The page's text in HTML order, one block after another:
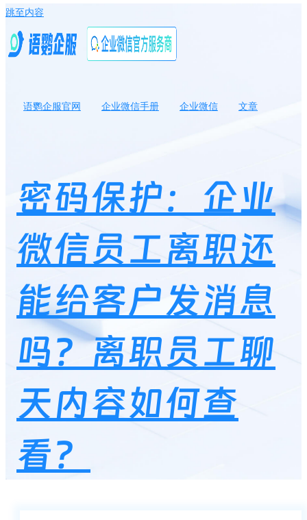
跳至内容
语鹦企服官网 企业微信手册 企业微信
文章
密码保护：企业
微信员工离职还
能给客户发消息
吗？离职员工聊
天内容如何查
看？